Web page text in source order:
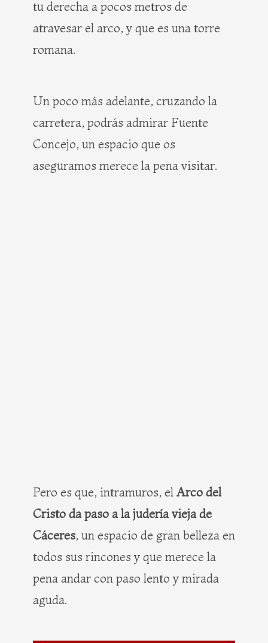
tu derecha a pocos metros de
atravesar el arco, y que es una torre
romana.
Un poco más adelante, cruzando la
carretera, podrás admirar Fuente
Concejo, un espacio que os
aseguramos merece la pena visitar.
Pero es que, intramuros, el Arco del
Cristo da paso a la judería vieja de
Cáceres, un espacio de gran belleza en
todos sus rincones y que merece la
pena andar con paso lento y mirada
aguda.